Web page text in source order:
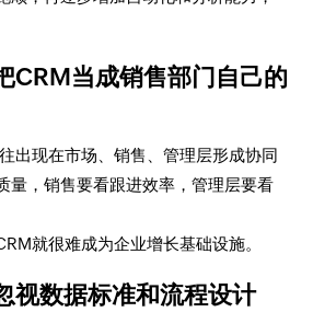
CRM当成销售部门自己的
出现在市场、销售、管理层形成协同
量，销售要看跟进效率，管理层要看
就很难成为企业增长基础设施。
视数据标准和流程设计